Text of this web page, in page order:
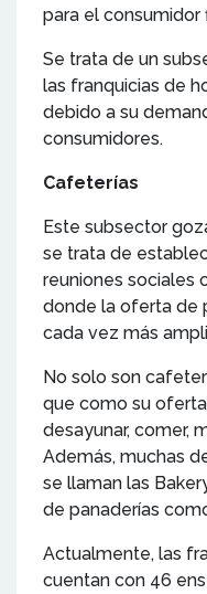
para el consumidor
Se trata de un
las franquicias de
debido a su
consumidores.
Cafeterías
Este subsector
se trata de
reuniones sociales
donde la oferta de
cada vez más
No solo son
que como su
desayunar, comer,
Además, muchas
se llaman las
de panaderías
Actualmente, las
cuentan con 46